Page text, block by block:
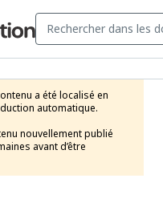
a été localisé en
automatique.
nouvellement publié
avant d’être